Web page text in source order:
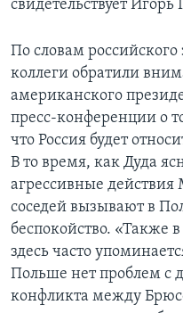
свидетельствует Игорь
По словам российского
коллеги обратили
американского
пресс-конференции о
что Россия будет
В то время, как Дуда
агрессивные
соседей вызывают в
беспокойство. «Также
здесь часто
Польше нет проблем с
конфликта между